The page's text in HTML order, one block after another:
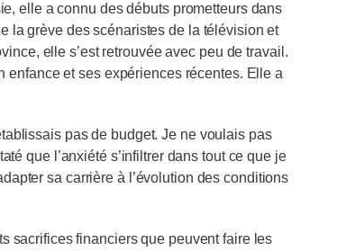
elle a connu des débuts prometteurs dans
la grève des scénaristes de la télévision et
elle s’est retrouvée avec peu de travail.
enfance et ses expériences récentes. Elle a
pas de budget. Je ne voulais pas
que l’anxiété s’infiltrer dans tout ce que je
sa carrière à l’évolution des conditions
sacrifices financiers que peuvent faire les